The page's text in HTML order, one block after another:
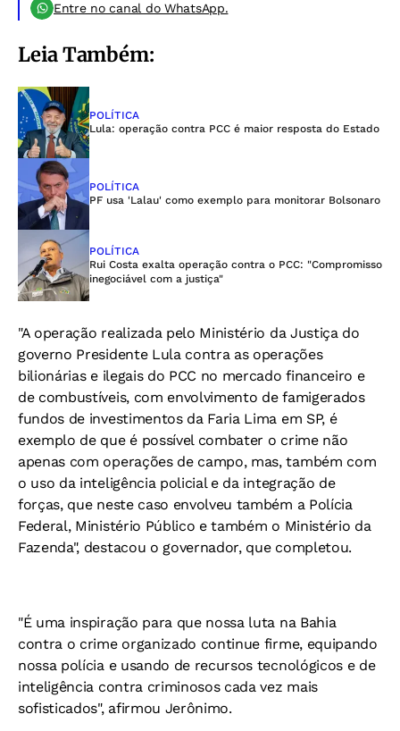
Entre no canal do WhatsApp.
Leia Também:
POLÍTICA
Lula: operação contra PCC é maior resposta do Estado
POLÍTICA
PF usa 'Lalau' como exemplo para monitorar Bolsonaro
POLÍTICA
Rui Costa exalta operação contra o PCC: "Compromisso
inegociável com a justiça"
"A operação realizada pelo Ministério da Justiça do
governo Presidente Lula contra as operações
bilionárias e ilegais do PCC no mercado financeiro e
de combustíveis, com envolvimento de famigerados
fundos de investimentos da Faria Lima em SP, é
exemplo de que é possível combater o crime não
apenas com operações de campo, mas, também com
o uso da inteligência policial e da integração de
forças, que neste caso envolveu também a Polícia
Federal, Ministério Público e também o Ministério da
Fazenda", destacou o governador, que completou.
"É uma inspiração para que nossa luta na Bahia
contra o crime organizado continue firme, equipando
nossa polícia e usando de recursos tecnológicos e de
inteligência contra criminosos cada vez mais
sofisticados", afirmou Jerônimo.